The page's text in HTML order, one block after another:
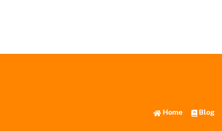
Home Blog